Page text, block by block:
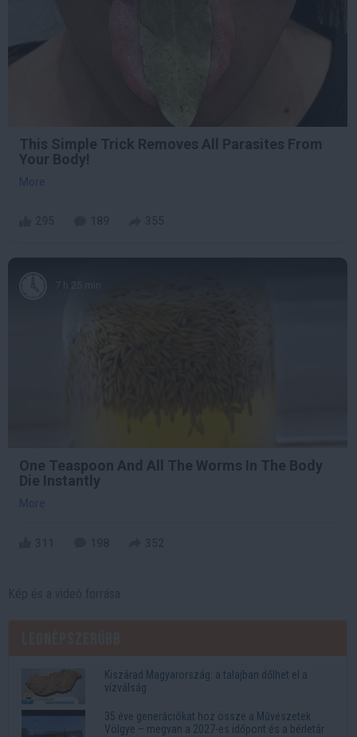
This Simple Trick Removes All Parasites From
Your Body!
More
One Teaspoon And All The Worms In The Body
Die Instantly
More
Kiszárad Magyarország: a talajban dőlhet el a
vízválság
35 éve generációkat hoz össze a Művészetek
Völgye – megvan a 2027-es időpont és a bérletár